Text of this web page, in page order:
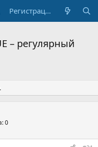
Регистрация
– регулярный
0